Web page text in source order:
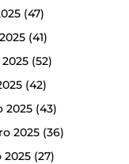
(47)
(41)
(52)
(42)
2025(43)
2025(36)
2025(27)